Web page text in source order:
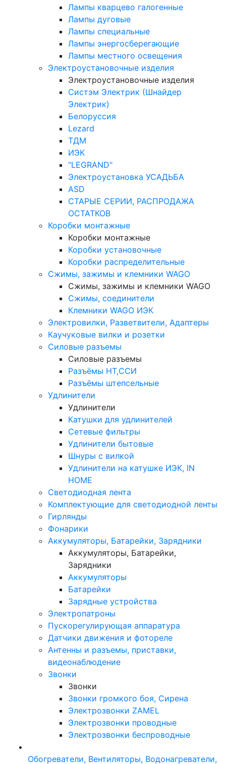
Лампы кварцево галогенные
Лампы дуговые
Лампы специальные
Лампы энергосберегающие
Лампы местного освещения
Электроустановочные изделия
Электроустановочные изделия
Систэм Электрик (Шнайдер
Электрик)
Белоруссия
Lezard
ТДМ
ИЭК
"LEGRAND"
Электроустановка УСАДЬБА
ASD
СТАРЫЕ СЕРИИ, РАСПРОДАЖА
ОСТАТКОВ
Коробки монтажные
Коробки монтажные
Коробки установочные
Коробки распределительные
Сжимы, зажимы и клемники WAGO
Сжимы, зажимы и клемники WAGO
Сжимы, соединители
Клемники WAGO ИЭК
Электровилки, Разветвители, Адаптеры
Каучуковые вилки и розетки
Силовые разъемы
Силовые разъемы
Разъёмы НТ,ССИ
Разъёмы штепсельные
Удлинители
Удлинители
Катушки для удлинителей
Сетевые фильтры
Удлинители бытовые
Шнуры с вилкой
Удлинители на катушке ИЭК, IN
HOME
Светодиодная лента
Комплектующие для светодиодной ленты
Гирлянды
Фонарики
Аккумуляторы, Батарейки, Зарядники
Аккумуляторы, Батарейки,
Зарядники
Аккумуляторы
Батарейки
Зарядные устройства
Электропатроны
Пускорегулирующая аппаратура
Датчики движения и фотореле
Антенны и разъемы, приставки,
видеонаблюдение
Звонки
Звонки
Звонки громкого боя, Сирена
Электрозвонки ZAMEL
Электрозвонки проводные
Электрозвонки беспроводные
Обогреватели, Вентиляторы, Водонагреватели,